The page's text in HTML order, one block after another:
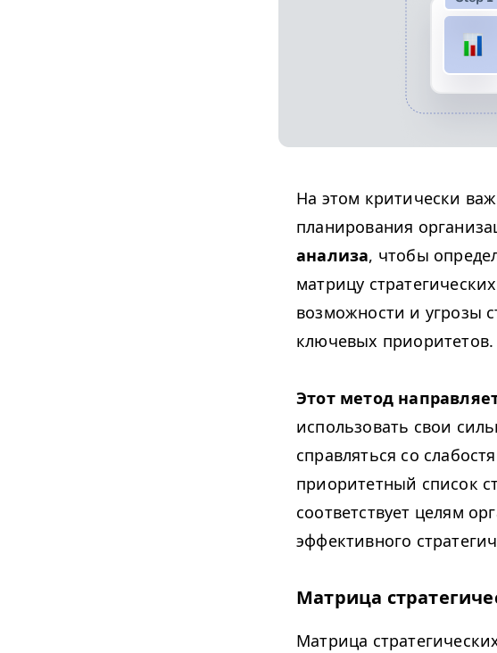
На этом критически
планирования
анализа, чтобы
матрицу
возможности и угрозы
ключевых приоритетов.
Этот метод
использовать свои
справляться со
приоритетный список
соответствует целям
эффективного
Матрица
Матрица